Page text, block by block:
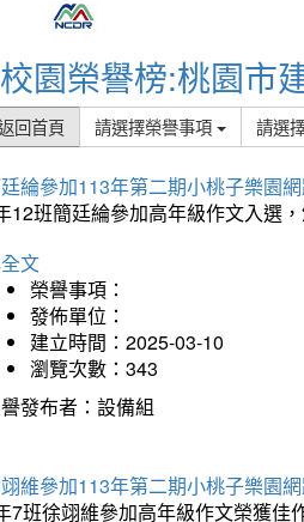
校園榮譽榜:桃園市
回首頁 請選擇榮譽事項 請選
綸參加113年第二期小桃子樂園
12班簡廷綸參加高年級作文入選
文
榮譽事項：
發佈單位：
建立時間：2025-03-10
瀏覽次數：343
發布者：設備組
維參加113年第二期小桃子樂園
7班徐翊維參加高年級作文榮獲佳